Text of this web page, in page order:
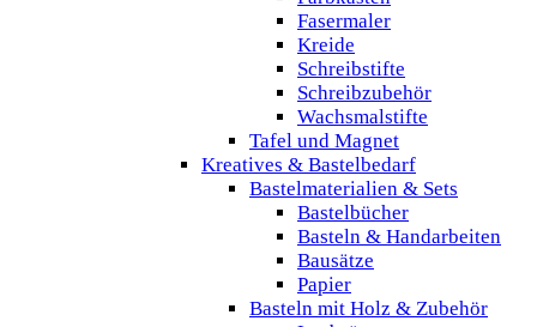
Fasermaler
Kreide
Schreibstifte
Schreibzubehör
Wachsmalstifte
Tafel und Magnet
Kreatives & Bastelbedarf
Bastelmaterialien & Sets
Bastelbücher
Basteln & Handarbeiten
Bausätze
Papier
Basteln mit Holz & Zubehör